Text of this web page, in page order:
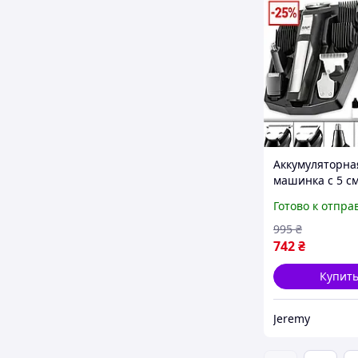
машинка с 5
насадками для
RAF R.4020
Готово к
742₴
995 ₴
Купить
Jeremy